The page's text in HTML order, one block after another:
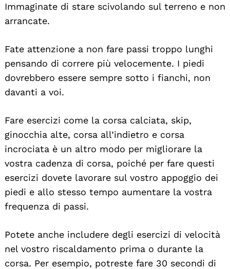
Immaginate di stare scivolando sul terreno e non
arrancate.
Fate attenzione a non fare passi troppo lunghi
pensando di correre più velocemente. I piedi
dovrebbero essere sempre sotto i fianchi, non
davanti a voi.
Fare esercizi come la corsa calciata, skip,
ginocchia alte, corsa all’indietro e corsa
incrociata è un altro modo per migliorare la
vostra cadenza di corsa, poiché per fare questi
esercizi dovete lavorare sul vostro appoggio dei
piedi e allo stesso tempo aumentare la vostra
frequenza di passi.
Potete anche includere degli esercizi di velocità
nel vostro riscaldamento prima o durante la
corsa. Per esempio, potreste fare 30 secondi di